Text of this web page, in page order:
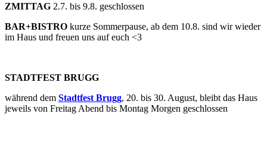
ZMITTAG 2.7. bis 9.8. geschlossen
BAR+BISTRO kurze Sommerpause, ab dem 10.8. sind wir wieder
im Haus und freuen uns auf euch <3
STADTFEST BRUGG
während dem Stadtfest Brugg, 20. bis 30. August, bleibt das Haus
jeweils von Freitag Abend bis Montag Morgen geschlossen